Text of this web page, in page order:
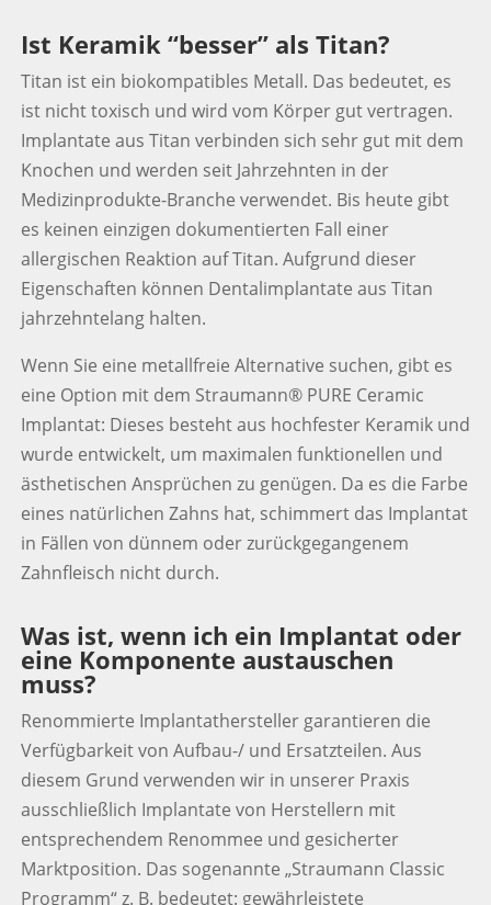
Ist Keramik “besser” als Titan?
Titan ist ein biokompatibles Metall. Das bedeutet, es
ist nicht toxisch und wird vom Körper gut vertragen.
Implantate aus Titan verbinden sich sehr gut mit dem
Knochen und werden seit Jahrzehnten in der
Medizinprodukte-Branche verwendet. Bis heute gibt
es keinen einzigen dokumentierten Fall einer
allergischen Reaktion auf Titan. Aufgrund dieser
Eigenschaften können Dentalimplantate aus Titan
jahrzehntelang halten.
Wenn Sie eine metallfreie Alternative suchen, gibt es
eine Option mit dem Straumann® PURE Ceramic
Implantat: Dieses besteht aus hochfester Keramik und
wurde entwickelt, um maximalen funktionellen und
ästhetischen Ansprüchen zu genügen. Da es die Farbe
eines natürlichen Zahns hat, schimmert das Implantat
in Fällen von dünnem oder zurückgegangenem
Zahnfleisch nicht durch.
Was ist, wenn ich ein Implantat oder
eine Komponente austauschen
muss?
Renommierte Implantathersteller garantieren die
Verfügbarkeit von Aufbau-/ und Ersatzteilen. Aus
diesem Grund verwenden wir in unserer Praxis
ausschließlich Implantate von Herstellern mit
entsprechendem Renommee und gesicherter
Marktposition. Das sogenannte „Straumann Classic
Programm“ z. B. bedeutet: gewährleistete